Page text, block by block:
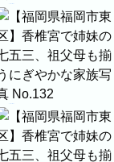
商品
つでもご利用